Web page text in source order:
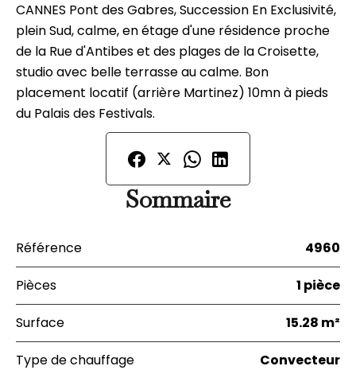
CANNES Pont des Gabres, Succession En Exclusivité,
plein Sud, calme, en étage d'une résidence proche
de la Rue d'Antibes et des plages de la Croisette,
studio avec belle terrasse au calme. Bon
placement locatif (arrière Martinez) 10mn à pieds
du Palais des Festivals.
Sommaire
Référence 4960
Pièces 1 pièce
Surface 15.28 m²
Type de chauffage Convecteur